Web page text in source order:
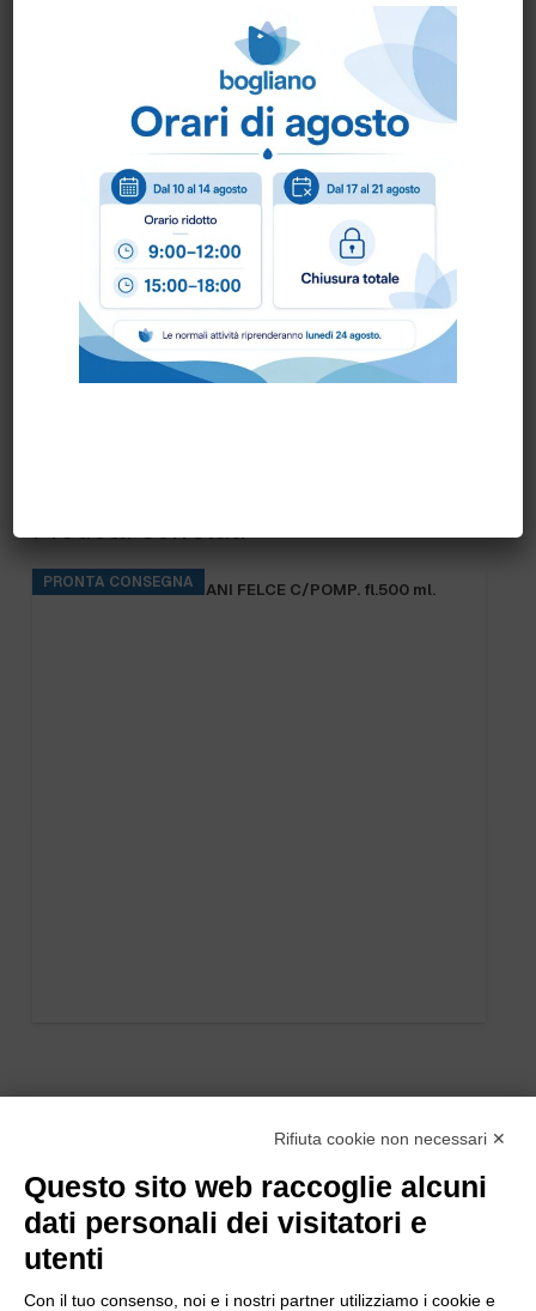
Come ordinare?
Puoi ordinare chiamando al0172 478161
scrivendo una mail ainfo@bogliano.it.
Per ogni informazione siamo a disposizione.
Prodotti correlati
PRONTA CONSEGNA
B.FRESH SAPONE MANI FELCE C/POMP. fl.500 ml.
Rifiuta cookie non necessari ✕
Questo sito web raccoglie alcuni
dati personali dei visitatori e
utenti
Con il tuo consenso, noi e i nostri partner utilizziamo i cookie e